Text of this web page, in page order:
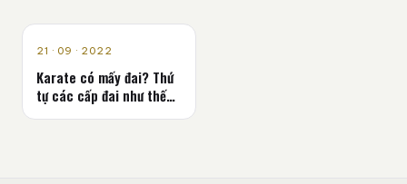
LÝ THUYẾT
21 · 09 · 2022
Karate có mấy đai? Thứ
tự các cấp đai như thế